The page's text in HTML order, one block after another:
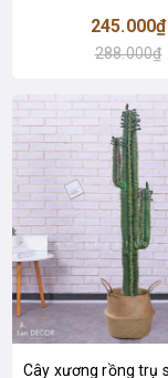
245.000₫
288.000₫